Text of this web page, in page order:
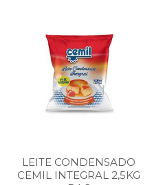
LEITE CONDENSADO
CEMIL INTEGRAL 2,5KG